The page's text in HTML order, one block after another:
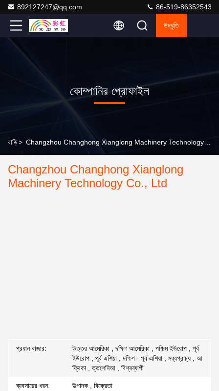
892127247@qq.com 86-519-86352543
উদ্ধৃতি
কোম্পানির প্রোফাইল
বাড়ি>
Changzhou Changhong Xianglong
Machinery Technology Co., Ltd
প্রধান বাজার:
উত্তর আমেরিকা , দক্ষিণ আমেরিকা , পশ্চিম ইউরোপ , পূর্ব
ইউরোপ , পূর্ব এশিয়া , দক্ষিণ - পূর্ব এশিয়া , মধ্যপ্রাচ্য , আ
ফ্রিকা , ত্তশেনিআ , বিশ্বব্যাপী
ব্যবসায়ের ধরন: উত্পাদক , বিক্রেতা